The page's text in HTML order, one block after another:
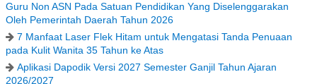
Guru Non ASN Pada Satuan Pendidikan Yang Diselenggarakan
Oleh Pemerintah Daerah Tahun 2026
7 Manfaat Laser Flek Hitam untuk Mengatasi Tanda Penuaan
pada Kulit Wanita 35 Tahun ke Atas
Aplikasi Dapodik Versi 2027 Semester Ganjil Tahun Ajaran
2026/2027